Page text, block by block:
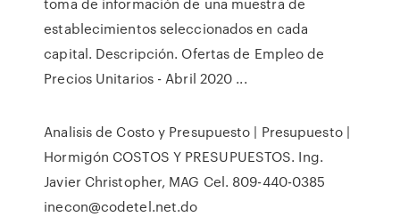
establecimientos seleccionados en cada
capital. Descripción. Ofertas de Empleo de
Precios Unitarios - Abril 2020 ...
Analisis de Costo y Presupuesto | Presupuesto |
Hormigón COSTOS Y PRESUPUESTOS. Ing.
Javier Christopher, MAG Cel. 809-440-0385
inecon@codetel.net.do